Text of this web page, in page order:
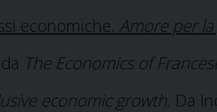
economiche. Amore per
The Economics of
economic growth. Da